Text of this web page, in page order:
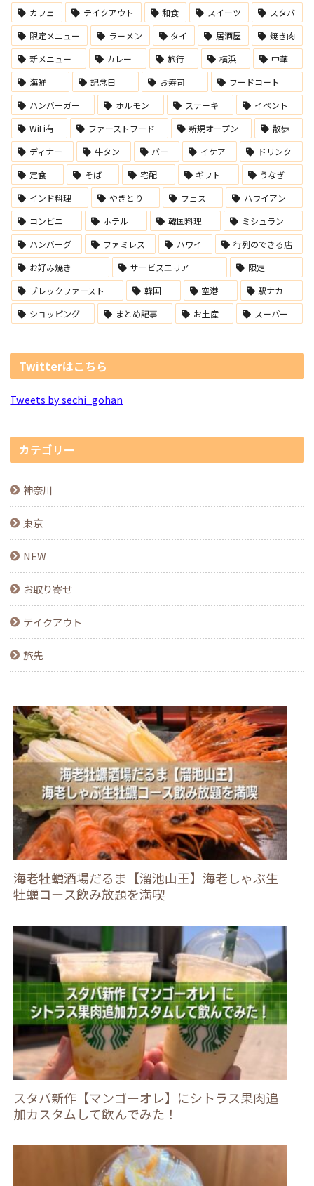
カフェ テイクアウト 和食 スイーツ
スタバ
限定メニュー
ラーメン タイ 居酒屋
焼き肉
新メニュー
カレー 旅行 横浜
中華
海鮮
記念日 お寿司
フードコート
ハンバーガー
ホルモン ステーキ
イベント
WiFi有
ファーストフード 新規オープン
散歩
ディナー
牛タン バー イケア
ドリンク
定食
そば 宅配 ギフト
うなぎ
インド料理
やきとり フェス
ハワイアン
コンビニ
ホテル 韓国料理
ミシュラン
ハンバーグ
ファミレス ハワイ
行列のできる店
お好み焼き
サービスエリア
限定
ブレックファースト
韓国 空港
駅ナカ
ショッピング
まとめ記事 お土産 スーパー
Twitterはこちら
Tweets by sechi_gohan
カテゴリー
神奈川
東京
NEW
お取り寄せ
テイクアウト
旅先
海老牡蠣酒場だるま【溜池山王】海老しゃぶ生
牡蠣コース飲み放題を満喫
スタバ新作【マンゴーオレ】にシトラス果肉追
加カスタムして飲んでみた！